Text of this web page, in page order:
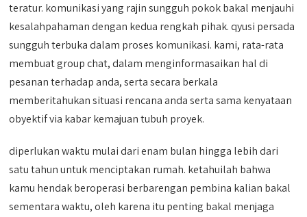
teratur. komunikasi yang rajin sungguh pokok bakal menjauhi
kesalahpahaman dengan kedua rengkah pihak. qyusi persada
sungguh terbuka dalam proses komunikasi. kami, rata-rata
membuat group chat, dalam menginformasaikan hal di
pesanan terhadap anda, serta secara berkala
memberitahukan situasi rencana anda serta sama kenyataan
obyektif via kabar kemajuan tubuh proyek.
diperlukan waktu mulai dari enam bulan hingga lebih dari
satu tahun untuk menciptakan rumah. ketahuilah bahwa
kamu hendak beroperasi berbarengan pembina kalian bakal
sementara waktu, oleh karena itu penting bakal menjaga